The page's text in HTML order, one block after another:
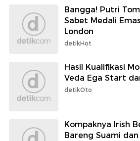
Bangga! Putri
Sabet Medali
London
detikHot
Hasil Kualifikasi
Veda Ega Start
detikOto
Kompaknya Irish
Bareng Suami